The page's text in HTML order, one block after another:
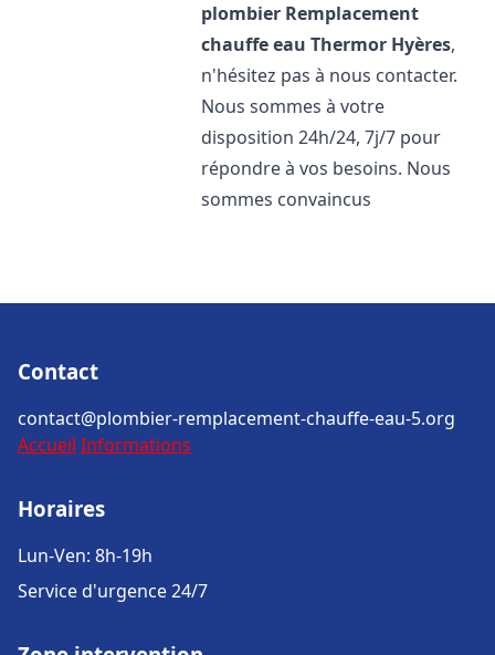
plombier Remplacement
chauffe eau Thermor Hyères,
n'hésitez pas à nous contacter.
Nous sommes à votre
disposition 24h/24, 7j/7 pour
répondre à vos besoins. Nous
sommes convaincus
Contact
contact@plombier-remplacement-chauffe-eau-5.org
Accueil Informations
Horaires
Lun-Ven: 8h-19h
Service d'urgence 24/7